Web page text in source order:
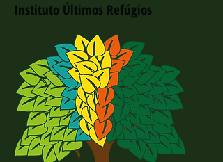
Instituto Últimos Refúgios